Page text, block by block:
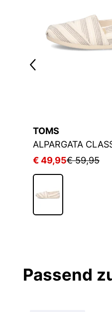
TOMS
ALPARGATA
€ 49,95€ 59,95
Passend